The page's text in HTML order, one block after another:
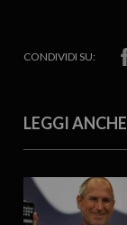
CONDIVIDI SU:
LEGGI ANCHE